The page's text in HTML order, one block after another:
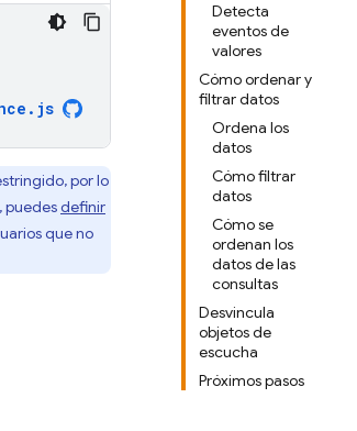
Detecta
eventos de
valores
Cómo ordenar y
filtrar datos
Ordena los
datos
Cómo filtrar
datos
Cómo se
ordenan los
datos de las
consultas
Desvincula
objetos de
escucha
Próximos pasos
. js
por lo
, puedesdefinir
que no